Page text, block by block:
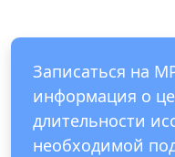
Записаться на
информация о
длительности
необходимой